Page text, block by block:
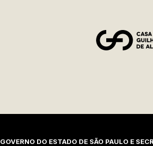
GOVERNO DO ESTADO DE SÃO PAULO E